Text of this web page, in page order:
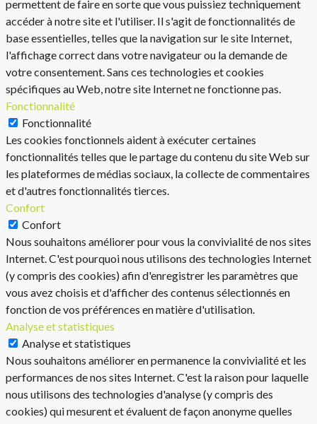
permettent de faire en sorte que vous puissiez techniquement
accéder à notre site et l'utiliser. Il s'agit de fonctionnalités de
base essentielles, telles que la navigation sur le site Internet,
l'affichage correct dans votre navigateur ou la demande de
votre consentement. Sans ces technologies et cookies
spécifiques au Web, notre site Internet ne fonctionne pas.
Fonctionnalité
Fonctionnalité
Les cookies fonctionnels aident à exécuter certaines
fonctionnalités telles que le partage du contenu du site Web sur
les plateformes de médias sociaux, la collecte de commentaires
et d'autres fonctionnalités tierces.
Confort
Confort
Nous souhaitons améliorer pour vous la convivialité de nos sites
Internet. C'est pourquoi nous utilisons des technologies Internet
(y compris des cookies) afin d'enregistrer les paramètres que
vous avez choisis et d'afficher des contenus sélectionnés en
fonction de vos préférences en matière d'utilisation.
Analyse et statistiques
Analyse et statistiques
Nous souhaitons améliorer en permanence la convivialité et les
performances de nos sites Internet. C'est la raison pour laquelle
nous utilisons des technologies d'analyse (y compris des
cookies) qui mesurent et évaluent de façon anonyme quelles